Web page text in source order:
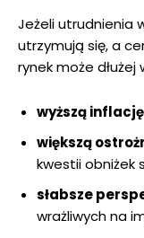
Jeżeli utrudnienia
utrzymują się, a
rynek może dłużej
wyższą inflację
większą
kwestii obniżek
słabsze
wrażliwych na